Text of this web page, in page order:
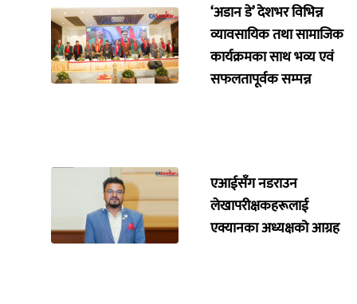
‘अडान डे’ देशभर विभिन्न
व्यावसायिक तथा सामाजिक
कार्यक्रमका साथ भव्य एवं
सफलतापूर्वक सम्पन्न
एआईसँग नडराउन
लेखापरीक्षकहरूलाई
एक्यानका अध्यक्षको आग्रह